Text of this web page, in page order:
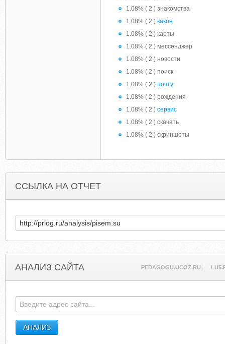
1.08% ( 2 ) знакомства
1.08% ( 2 ) какое
1.08% ( 2 ) карты
1.08% ( 2 ) мессенджер
1.08% ( 2 ) новости
1.08% ( 2 ) поиск
1.08% ( 2 ) почту
1.08% ( 2 ) рождения
1.08% ( 2 ) сервис
1.08% ( 2 ) скачать
1.08% ( 2 ) скриншоты
ССЫЛКА НА ОТЧЕТ
АНАЛИЗ САЙТА PEDAGOGU.UCOZ.RU